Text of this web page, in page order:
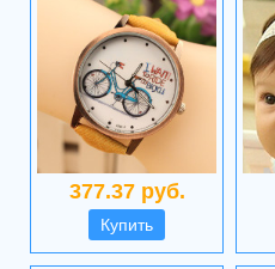
377.37 руб.
Купить